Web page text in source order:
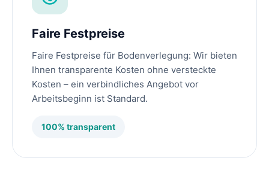
Faire Festpreise
Faire Festpreise für Bodenverlegung: Wir bieten
Ihnen transparente Kosten ohne versteckte
Kosten – ein verbindliches Angebot vor
Arbeitsbeginn ist Standard.
100% transparent